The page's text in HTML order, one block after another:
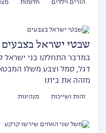
הורים וילדים חלומות
שבטי ישראל בצבעים
במדבר התחלקו בני ישראל
דגל, סמל וצבע משלו
מזהה את ביתו
זהות ושייכות מנהיגות